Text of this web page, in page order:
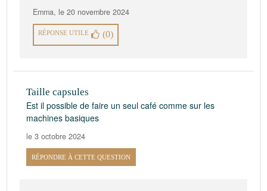
Emma, le 20 novembre 2024
RÉPONSE UTILE (0)
Taille capsules
Est il possible de faire un seul café comme sur les
machines basiques
le 3 octobre 2024
RÉPONDRE À CETTE QUESTION